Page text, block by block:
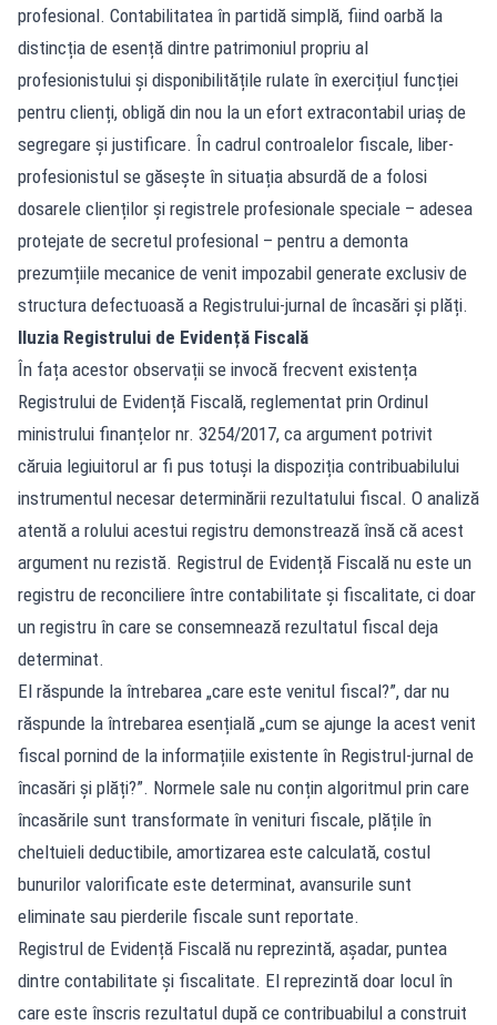
profesional. Contabilitatea în partidă simplă, fiind oarbă la
distincția de esență dintre patrimoniul propriu al
profesionistului și disponibilitățile rulate în exercițiul funcției
pentru clienți, obligă din nou la un efort extracontabil uriaș de
segregare și justificare. În cadrul controalelor fiscale, liber-
profesionistul se găsește în situația absurdă de a folosi
dosarele clienților și registrele profesionale speciale – adesea
protejate de secretul profesional – pentru a demonta
prezumțiile mecanice de venit impozabil generate exclusiv de
structura defectuoasă a Registrului-jurnal de încasări și plăți.
Iluzia Registrului de Evidență Fiscală
În fața acestor observații se invocă frecvent existența
Registrului de Evidență Fiscală, reglementat prin Ordinul
ministrului finanțelor nr. 3254/2017, ca argument potrivit
căruia legiuitorul ar fi pus totuși la dispoziția contribuabilului
instrumentul necesar determinării rezultatului fiscal. O analiză
atentă a rolului acestui registru demonstrează însă că acest
argument nu rezistă. Registrul de Evidență Fiscală nu este un
registru de reconciliere între contabilitate și fiscalitate, ci doar
un registru în care se consemnează rezultatul fiscal deja
determinat.
El răspunde la întrebarea „care este venitul fiscal?”, dar nu
răspunde la întrebarea esențială „cum se ajunge la acest venit
fiscal pornind de la informațiile existente în Registrul-jurnal de
încasări și plăți?”. Normele sale nu conțin algoritmul prin care
încasările sunt transformate în venituri fiscale, plățile în
cheltuieli deductibile, amortizarea este calculată, costul
bunurilor valorificate este determinat, avansurile sunt
eliminate sau pierderile fiscale sunt reportate.
Registrul de Evidență Fiscală nu reprezintă, așadar, puntea
dintre contabilitate și fiscalitate. El reprezintă doar locul în
care este înscris rezultatul după ce contribuabilul a construit